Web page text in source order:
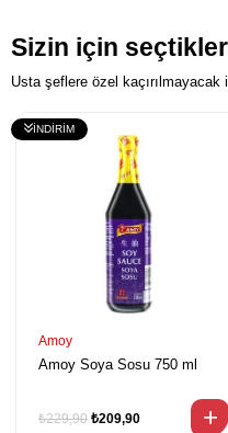
Sizin için
Usta şeflere özel kaçırılmayacak
Amoy
Amoy Soya Sosu 750 ml
₺209,90
₺229,90